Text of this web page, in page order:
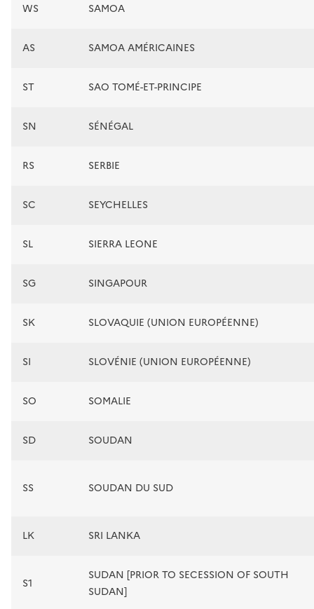
WS SAMOA
AS SAMOA AMÉRICAINES
ST SAO TOMÉ-ET-PRINCIPE
SN SÉNÉGAL
RS SERBIE
SC SEYCHELLES
SL SIERRA LEONE
SG SINGAPOUR
SK SLOVAQUIE (UNION EUROPÉENNE)
SI SLOVÉNIE (UNION EUROPÉENNE)
SO SOMALIE
SD SOUDAN
SS SOUDAN DU SUD
LK SRI LANKA
S1
SUDAN [PRIOR TO SECESSION OF SOUTH
SUDAN]